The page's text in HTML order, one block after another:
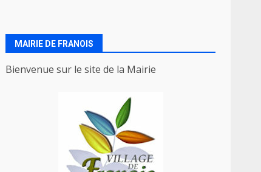
MAIRIE DE FRANOIS
Bienvenue sur le site de la Mairie